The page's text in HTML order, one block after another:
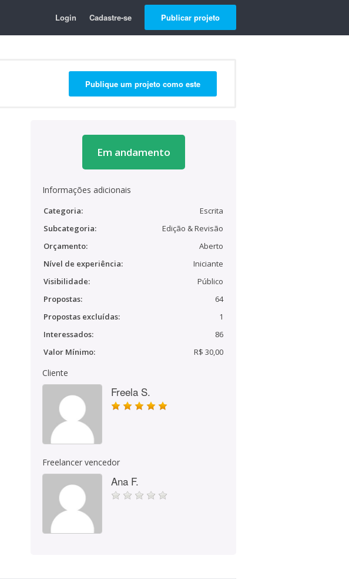
Login Cadastre-se Publicar projeto
Publique um projeto como este
Em andamento
Informações adicionais
Categoria:
Escrita
Subcategoria:
Edição & Revisão
Orçamento:
Aberto
Nível de experiência:
Iniciante
Visibilidade:
Público
Propostas:
64
Propostas excluídas:
1
Interessados:
86
Valor Mínimo:
R$ 30,00
Cliente
Freela S.
Freelancer vencedor
Ana F.